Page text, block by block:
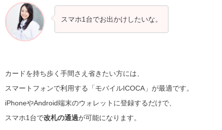
スマホ1台でお出かけしたいな。
カードを持ち歩く手間さえ省きたい方には、
スマートフォンで利用する「モバイルICOCA」が最適です。
iPhoneやAndroid端末のウォレットに登録するだけで、
スマホ1台で改札の通過が可能になります。